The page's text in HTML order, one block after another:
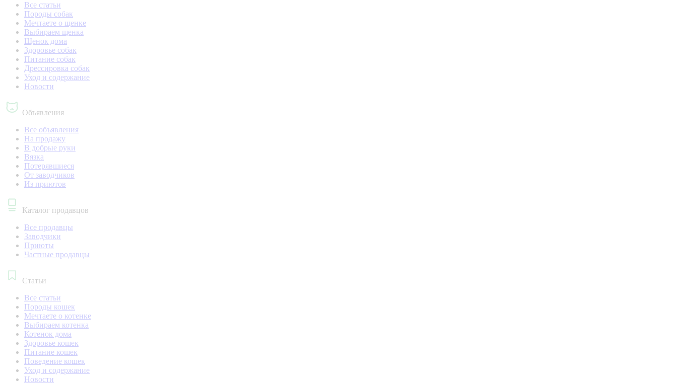
Все статьи
Породы собак
Мечтаете о щенке
Выбираем щенка
Щенок дома
Здоровье собак
Питание собак
Дрессировка собак
Уход и содержание
Новости
Объявления
Все объявления
На продажу
В добрые руки
Вязка
Потерявшиеся
От заводчиков
Из приютов
Каталог продавцов
Все продавцы
Заводчики
Приюты
Частные продавцы
Статьи
Все статьи
Породы кошек
Мечтаете о котенке
Выбираем котенка
Котенок дома
Здоровье кошек
Питание кошек
Поведение кошек
Уход и содержание
Новости